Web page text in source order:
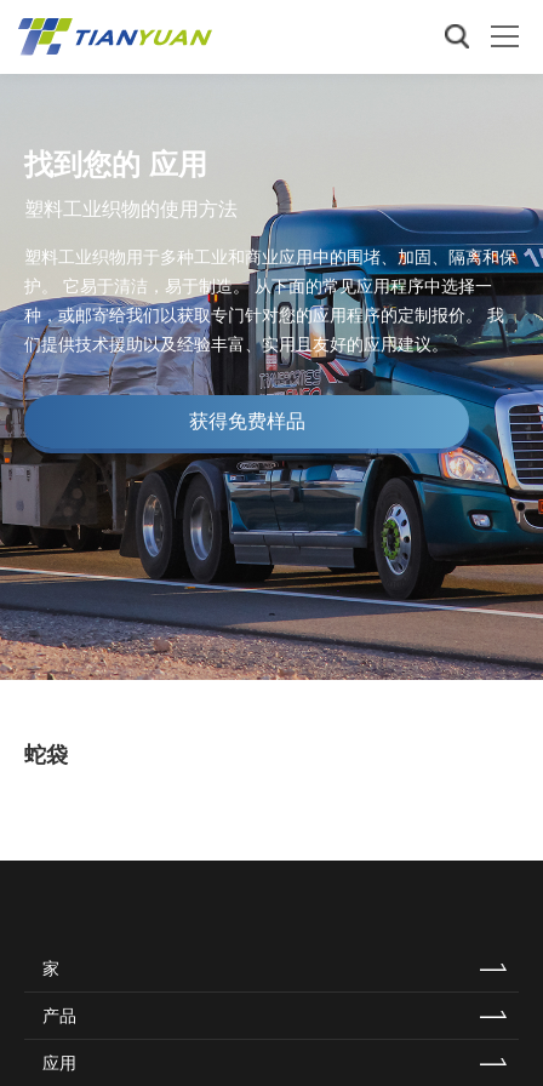
找到您的 应用
塑料工业织物的使用方法
塑料工业织物用于多种工业和商业应用中的围堵、加固、隔离和保
护。 它易于清洁，易于制造。 从下面的常见应用程序中选择一
种，或邮寄给我们以获取专门针对您的应用程序的定制报价。 我
们提供技术援助以及经验丰富、实用且友好的应用建议。
获得免费样品
蛇袋
家
产品
应用